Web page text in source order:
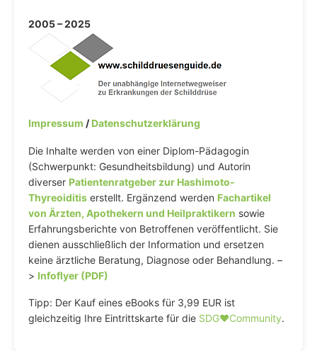
2005 – 2025
Impressum /Datenschutzerklärung
Die Inhalte werden von einer Diplom-Pädagogin
(Schwerpunkt: Gesundheitsbildung) und Autorin
diverser Patientenratgeber zur Hashimoto-
Thyreoiditis erstellt. Ergänzend werden Fachartikel
von Ärzten, Apothekern und Heilpraktikern sowie
Erfahrungsberichte von Betroffenen veröffentlicht. Sie
dienen ausschließlich der Information und ersetzen
keine ärztliche Beratung, Diagnose oder Behandlung. –
> Infoflyer (PDF)
Tipp: Der Kauf eines eBooks für 3,99 EUR ist
gleichzeitig Ihre Eintrittskarte für die SDG♥️Community.